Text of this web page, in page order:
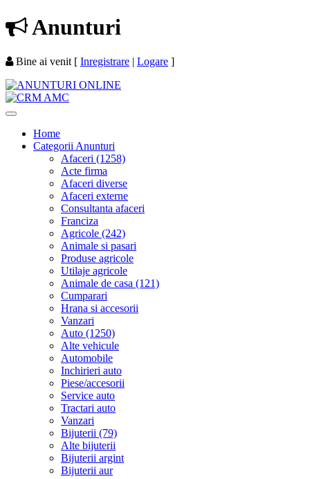
Anunturi
Bine ai venit [ Inregistrare | Logare ]
Home
Categorii Anunturi
Afaceri (1258)
Acte firma
Afaceri diverse
Afaceri externe
Consultanta afaceri
Franciza
Agricole (242)
Animale si pasari
Produse agricole
Utilaje agricole
Animale de casa (121)
Cumparari
Hrana si accesorii
Vanzari
Auto (1250)
Alte vehicule
Automobile
Inchirieri auto
Piese/accesorii
Service auto
Tractari auto
Vanzari
Bijuterii (79)
Alte bijuterii
Bijuterii argint
Bijuterii aur